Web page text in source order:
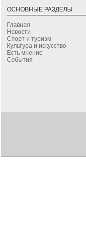
ОСНОВНЫЕ РАЗДЕЛЫ
Главная
Новости
Спорт и туризм
Культура и искусство
Есть мнение
События